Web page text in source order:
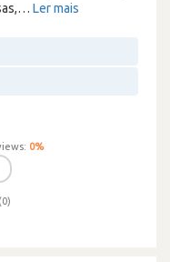
… Ler mais
0%
0)